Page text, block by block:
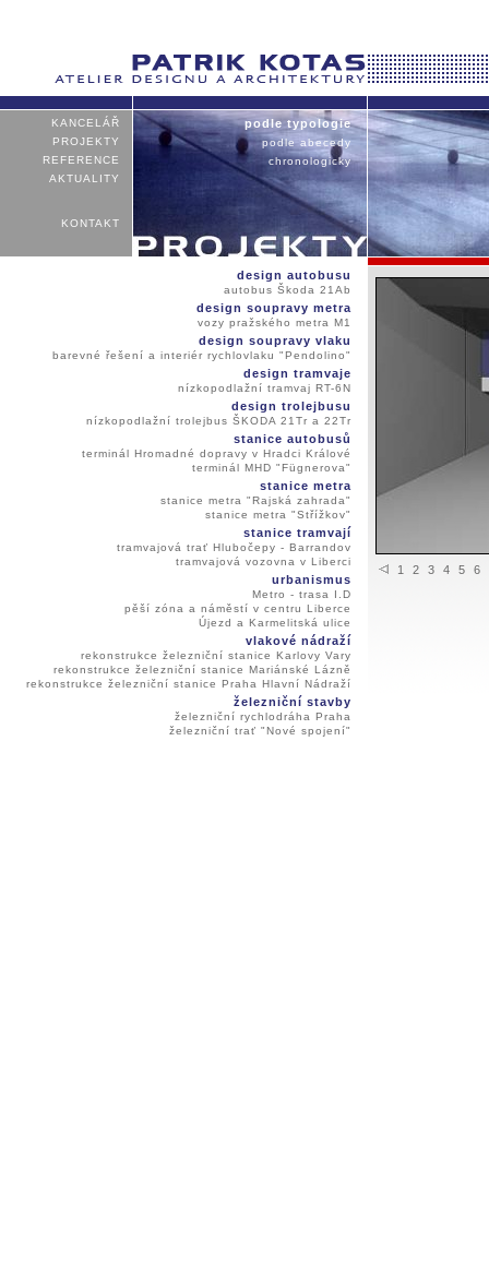
KANCELÁŘ
PROJEKTY
REFERENCE
AKTUALITY
KONTAKT
podle typologie
podle abecedy
chronologicky
design autobusu
autobus Škoda 21Ab
design soupravy metra
vozy pražského metra M1
design soupravy vlaku
barevné řešení a interiér rychlovlaku "Pendolino"
design tramvaje
nízkopodlažní tramvaj RT-6N
design trolejbusu
nízkopodlažní trolejbus ŠKODA 21Tr a 22Tr
stanice autobusů
terminál Hromadné dopravy v Hradci Králové
terminál MHD "Fügnerova"
stanice metra
stanice metra "Rajská zahrada"
stanice metra "Střížkov"
stanice tramvají
tramvajová trať Hlubočepy - Barrandov
tramvajová vozovna v Liberci
urbanismus
Metro - trasa I.D
pěší zóna a náměstí v centru Liberce
Újezd a Karmelitská ulice
vlakové nádraží
rekonstrukce železniční stanice Karlovy Vary
rekonstrukce železniční stanice Mariánské Lázně
rekonstrukce železniční stanice Praha Hlavní Nádraží
železniční stavby
železniční rychlodráha Praha
železniční trať "Nové spojení"
1 2 3 4 5 6